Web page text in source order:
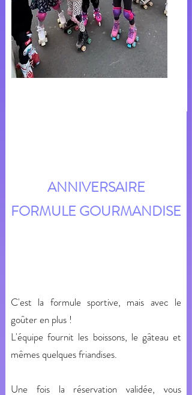
ANNIVERSAIRE
FORMULE GOURMANDISE
C'est la formule sportive, mais avec le
goûter en plus !
L'équipe fournit les boissons, le gâteau et
mêmes quelques friandises.
Une fois la réservation validée, vous